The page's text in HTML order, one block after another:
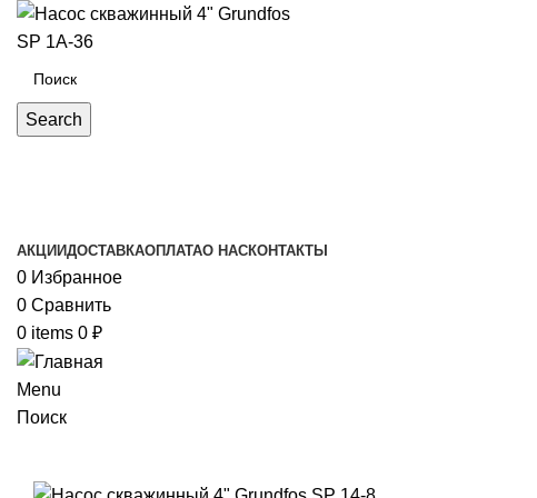
Search
АКЦИИДОСТАВКАОПЛАТАО НАСКОНТАКТЫ
0 Избранное
0 Сравнить
0 items 0 ₽
Menu
Поиск